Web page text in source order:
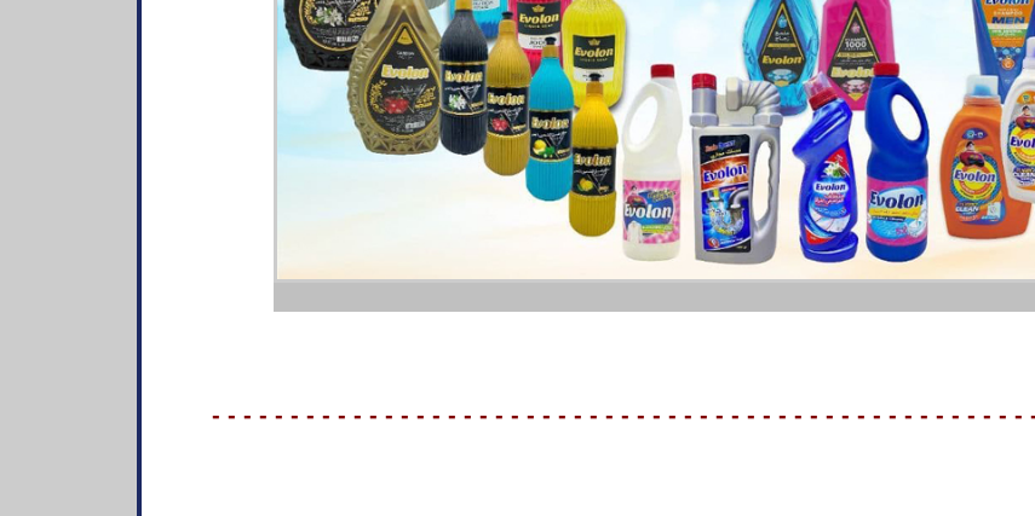
- - - - - - - - - - - - - - - - - - - - - - - - - - - - - - - - - - - - - - - - - - - - - - - - - - -